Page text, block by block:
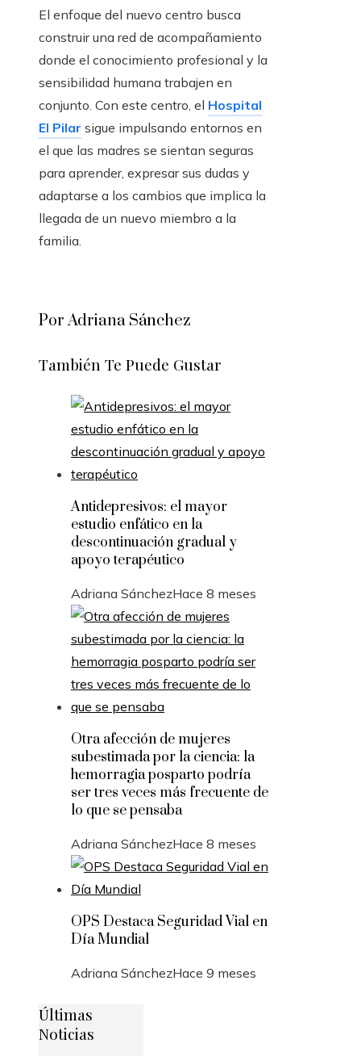
El enfoque del nuevo centro busca
construir una red de acompañamiento
donde el conocimiento profesional y la
sensibilidad humana trabajen en
conjunto. Con este centro, el Hospital
El Pilar sigue impulsando entornos en
el que las madres se sientan seguras
para aprender, expresar sus dudas y
adaptarse a los cambios que implica la
llegada de un nuevo miembro a la
familia.
Por Adriana Sánchez
También Te Puede Gustar
Antidepresivos: el mayor
estudio enfático en la
descontinuación gradual y
apoyo terapéutico
Adriana SánchezHace 8 meses
Otra afección de mujeres
subestimada por la ciencia: la
hemorragia posparto podría
ser tres veces más frecuente de
lo que se pensaba
Adriana SánchezHace 8 meses
OPS Destaca Seguridad Vial en
Día Mundial
Adriana SánchezHace 9 meses
Últimas
Noticias